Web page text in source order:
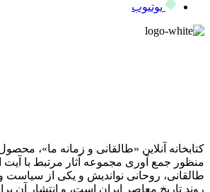
یوتیوب
کتابخانه آنلاین «طالقانی و زمانه ما»،
منظور جمع آوری مجموعه آثار مرتبط با آیت
طالقانی، روحانی نواندیش و یکی از سیاست
روند تاریخ معاصر ایران است، و انتشار آن